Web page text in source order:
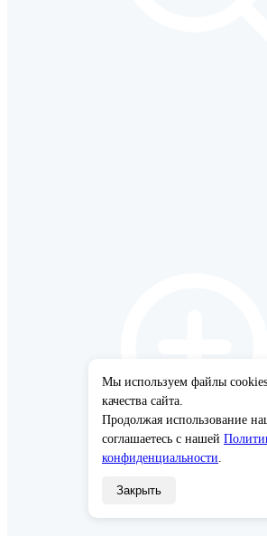
Мы используем файлы
качества сайта.
Продолжая использование
соглашаетесь с нашей
конфиденциальности.
Закрыть